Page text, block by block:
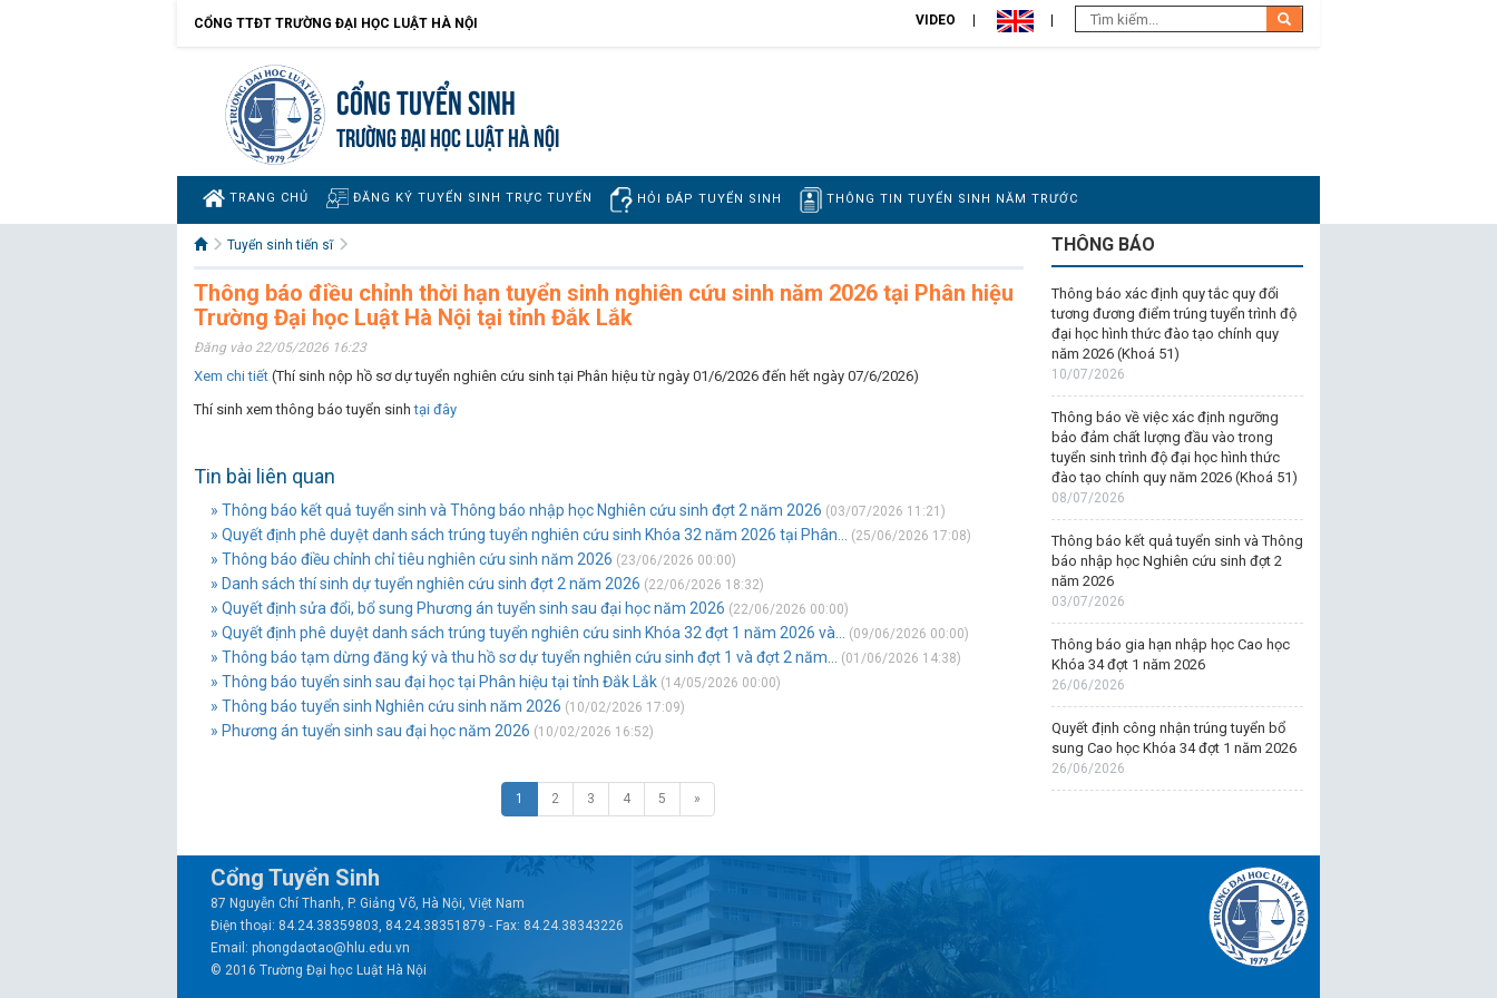
CỔNG TTĐT TRƯỜNG ĐẠI HỌC LUẬT HÀ NỘI VIDEO
Cổng tuyển sinh
TRƯỜNG ĐẠI HỌC LUẬT HÀ NỘI
TRANG CHỦ ĐĂNG KÝ TUYỂN SINH TRỰC TUYẾN HỎI ĐÁP TUYỂN SINH THÔNG TIN TUYỂN SINH NĂM TRƯỚC
Tuyển sinh tiến sĩ
Thông báo điều chỉnh thời hạn tuyển sinh nghiên cứu sinh năm 2026 tại Phân hiệu
Trường Đại học Luật Hà Nội tại tỉnh Đắk Lắk
Đăng vào 22/05/2026 16:23
Xem chi tiết (Thí sinh nộp hồ sơ dự tuyển nghiên cứu sinh tại Phân hiệu từ ngày 01/6/2026 đến hết ngày 07/6/2026)
Thí sinh xem thông báo tuyển sinhtại đây
Tin bài liên quan
» Thông báo kết quả tuyển sinh và Thông báo nhập học Nghiên cứu sinh đợt 2 năm 2026 (03/07/2026 11:21)
» Quyết định phê duyệt danh sách trúng tuyển nghiên cứu sinh Khóa 32 năm 2026 tại Phân... (25/06/2026 17:08)
» Thông báo điều chỉnh chỉ tiêu nghiên cứu sinh năm 2026 (23/06/2026 00:00)
» Danh sách thí sinh dự tuyển nghiên cứu sinh đợt 2 năm 2026 (22/06/2026 18:32)
» Quyết định sửa đổi, bổ sung Phương án tuyển sinh sau đại học năm 2026 (22/06/2026 00:00)
» Quyết định phê duyệt danh sách trúng tuyển nghiên cứu sinh Khóa 32 đợt 1 năm 2026 và... (09/06/2026 00:00)
» Thông báo tạm dừng đăng ký và thu hồ sơ dự tuyển nghiên cứu sinh đợt 1 và đợt 2 năm... (01/06/2026 14:38)
» Thông báo tuyển sinh sau đại học tại Phân hiệu tại tỉnh Đắk Lắk (14/05/2026 00:00)
» Thông báo tuyển sinh Nghiên cứu sinh năm 2026 (10/02/2026 17:09)
» Phương án tuyển sinh sau đại học năm 2026 (10/02/2026 16:52)
1 2 3 4 5 »
THÔNG BÁO
Thông báo xác định quy tắc quy đổi
tương đương điểm trúng tuyển trình độ
đại học hình thức đào tạo chính quy
năm 2026 (Khoá 51)
10/07/2026
Thông báo về việc xác định ngưỡng
bảo đảm chất lượng đầu vào trong
tuyển sinh trình độ đại học hình thức
đào tạo chính quy năm 2026 (Khoá 51)
08/07/2026
Thông báo kết quả tuyển sinh và Thông
báo nhập học Nghiên cứu sinh đợt 2
năm 2026
03/07/2026
Thông báo gia hạn nhập học Cao học
Khóa 34 đợt 1 năm 2026
26/06/2026
Quyết định công nhận trúng tuyển bổ
sung Cao học Khóa 34 đợt 1 năm 2026
26/06/2026
Cổng Tuyển Sinh
87 Nguyễn Chí Thanh, P. Giảng Võ, Hà Nội, Việt Nam
Điện thoại: 84.24.38359803, 84.24.38351879 - Fax: 84.24.38343226
Email: phongdaotao@hlu.edu.vn
© 2016 Trường Đại học Luật Hà Nội